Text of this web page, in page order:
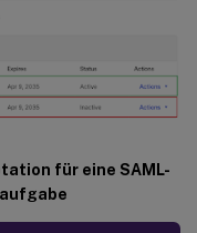
für eine SAML-